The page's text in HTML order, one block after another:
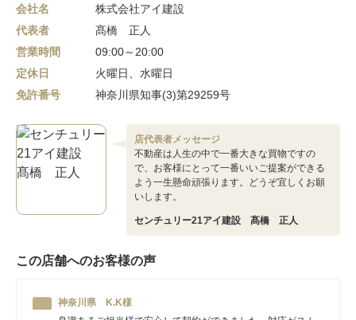
会社名
株式会社アイ建設
代表者
髙橋 正人
営業時間
09:00～20:00
定休日
火曜日、水曜日
免許番号
神奈川県知事(3)第29259号
店代表者メッセージ
不動産は人生の中で一番大きな買物ですの
で、お客様にとって一番いいご提案ができる
よう一生懸命頑張ります。どうぞ宜しくお願
いします。
センチュリー21アイ建設 髙橋 正人
この店舗へのお客様の声
神奈川県 K.K様